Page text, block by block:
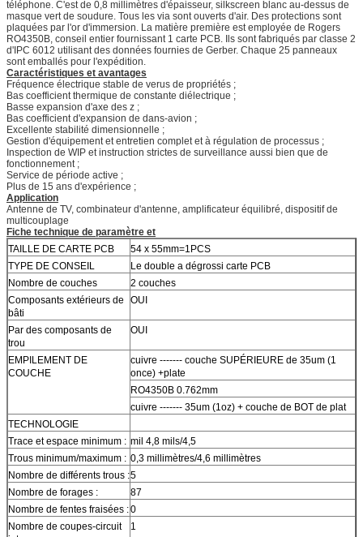
téléphone. C'est de 0,8 millimètres d'épaisseur, silkscreen blanc au-dessus de
masque vert de soudure. Tous les via sont ouverts d'air. Des protections sont
plaquées par l'or d'immersion. La matière première est employée de Rogers
RO4350B, conseil entier fournissant 1 carte PCB. Ils sont fabriqués par classe 2
d'IPC 6012 utilisant des données fournies de Gerber. Chaque 25 panneaux
sont emballés pour l'expédition.
Caractéristiques et avantages
Fréquence électrique stable de verus de propriétés ;
Bas coefficient thermique de constante diélectrique ;
Basse expansion d'axe des z ;
Bas coefficient d'expansion de dans-avion ;
Excellente stabilité dimensionnelle ;
Gestion d'équipement et entretien complet et à régulation de processus ;
Inspection de WIP et instruction strictes de surveillance aussi bien que de
fonctionnement ;
Service de période active ;
Plus de 15 ans d'expérience ;
Application
Antenne de TV, combinateur d'antenne, amplificateur équilibré, dispositif de
multicouplage
Fiche technique de paramètre et
TAILLE DE CARTE PCB
54 x 55mm=1PCS
TYPE DE CONSEIL
Le double a dégrossi carte PCB
Nombre de couches
2 couches
Composants extérieurs de
bâti
OUI
Par des composants de
trou
OUI
EMPILEMENT DE
COUCHE
cuivre ------- couche SUPÉRIEURE de 35um (1
once) +plate
RO4350B 0.762mm
cuivre ------- 35um (1oz) + couche de BOT de plat
TECHNOLOGIE
Trace et espace minimum : mil 4,8 mils/4,5
Trous minimum/maximum : 0,3 millimètres/4,6 millimètres
Nombre de différents trous :5
Nombre de forages :
87
Nombre de fentes fraisées :0
Nombre de coupes-circuit
1